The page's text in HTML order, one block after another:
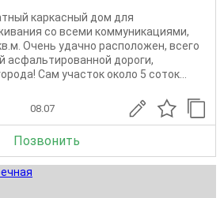
каркасный дом для
со всеми коммуникациями,
Очень удачно расположен, всего
асфальтированной дороги,
Сам участок около 5 соток...
08.07
Позвонить